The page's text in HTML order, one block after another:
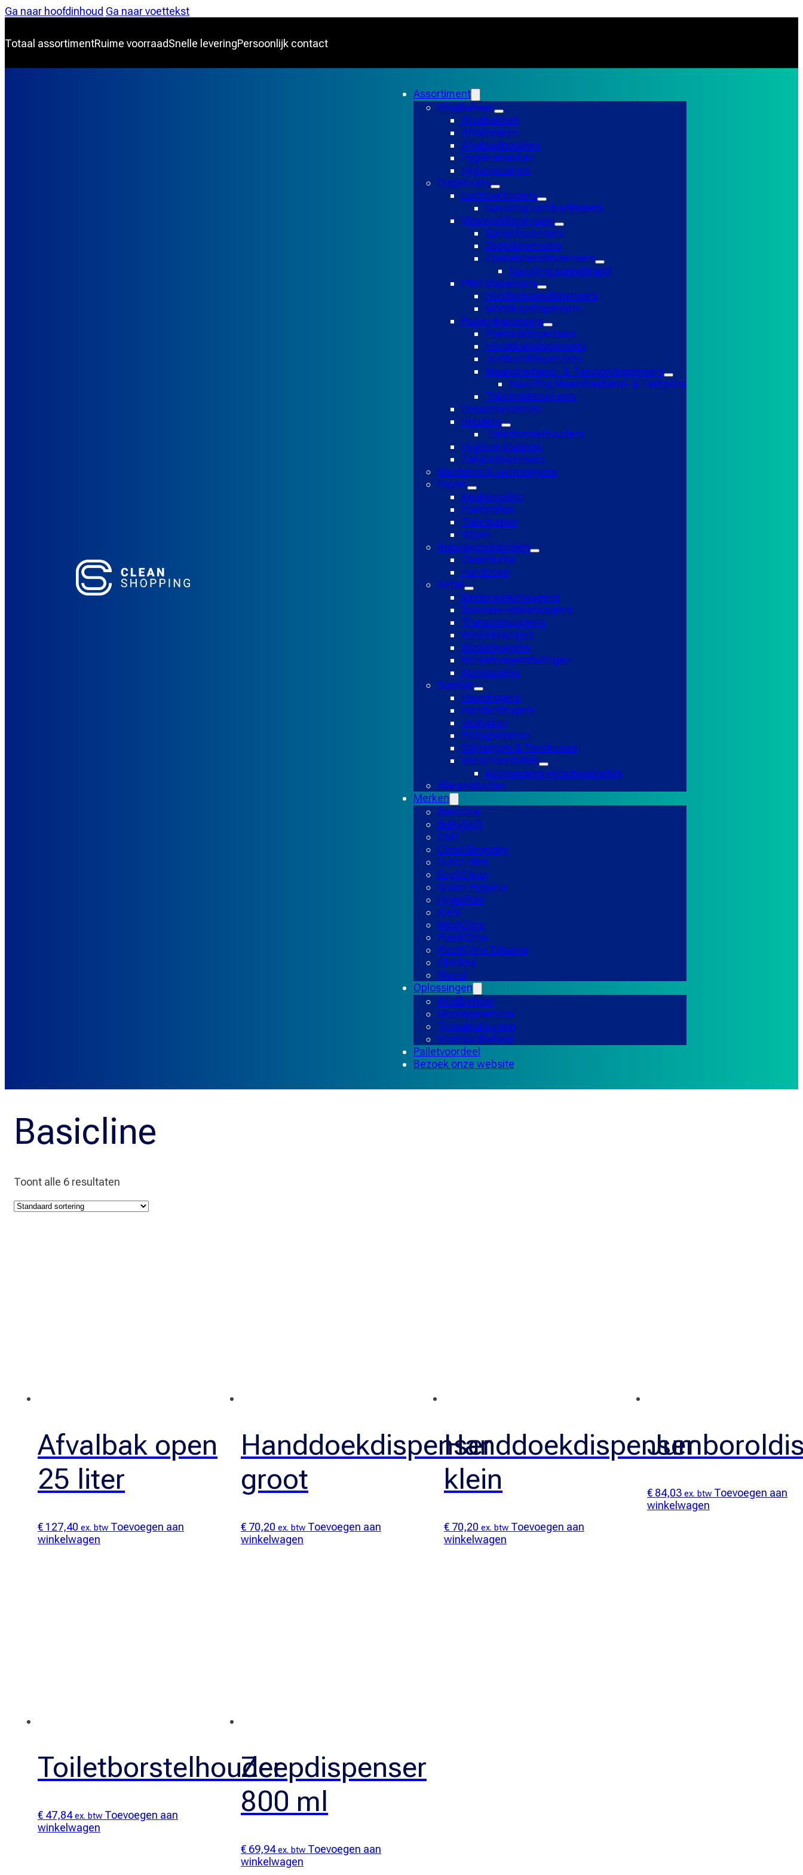
Ga naar hoofdinhoud Ga naar voettekst
Totaal assortimentRuime voorraadSnelle leveringPersoonlijk contact
Assortiment
Afvalbeheer
Afvalbakken
Afvalzakken
Afvalzakhouders
Hygiënebakken
Hygiënezakjes
Dispensers
Luchtverfrissers
Navulling luchtverfrissers
Vloeistofdispensers
Spraydispensers
Zeepdispensers
Zonnebranddispensers
Navulling zonnebrand
PBM dispensers
Handschoendispensers
Mondkapdispensers
Papierdispensers
Poetsroldispensers
Handdoekdispensers
Jumboroldispensers
Maandverband- & Tampondispensers
Navulling Maandverband- & Tampons
Toiletroldispensers
Doseersystemen
Houders
Toiletborstelhouders
Hygiëne Stations
Zakjesdispensers
Machines & werkwagens
Papier
Keukenrollen
Poetsrollen
Toiletpapier
Wipes
Reinigingsmiddelen
Desinfectie
Handzeep
Retail
Kinderwinkelwagens
Speciale winkelwagens
Transportwagens
Winkelmandjes
Winkelwagens
Winkelwagenstallingen
Accessoires
Sanitair
Haardrogers
Handendrogers
Jashaken
Pictogrammen
Stijltangen & Tondeuses
Verschoontafels
Accessoires verschoontafels
Alle producten
Merken
Basicline
BulkySoft
CMT
CleanShopping
Dutch Bins
Eco2Clean
Green Hygiene
HygiePole
Kiehl
MediQline
PlastiQline
PlastiQline Exlusive
Qbicline
Wanzl
Oplossingen
Afvalbeheer
Montageservice
Totaalpakketten
Voorraadbeheer
Palletvoordeel
Bezoek onze website
Basicline
Toont alle 6 resultaten
Afvalbak open
25 liter
€ 127,40 ex. btw Toevoegen aan
winkelwagen
Handdoekdispenser
groot
€ 70,20 ex. btw Toevoegen aan
winkelwagen
Handdoekdispenser
klein
€ 70,20 ex. btw Toevoegen aan
winkelwagen
€ 84,03 ex. btw Toevoegen aan
winkelwagen
Toiletborstelhouder
€ 47,84 ex. btw Toevoegen aan
winkelwagen
Zeepdispenser
800 ml
€ 69,94 ex. btw Toevoegen aan
winkelwagen